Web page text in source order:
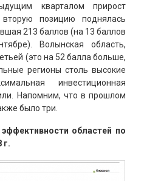
кварталом прирост
позицию поднялась
213 баллов (на 13 баллов
Волынская область,
(это на 52 балла больше,
регионы столь высокие
инвестиционная
Напомним, что в прошлом
было три.
областей по
г.